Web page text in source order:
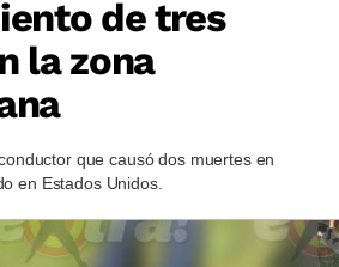
de tres
la zona
que causó dos muertes en
en Estados Unidos.